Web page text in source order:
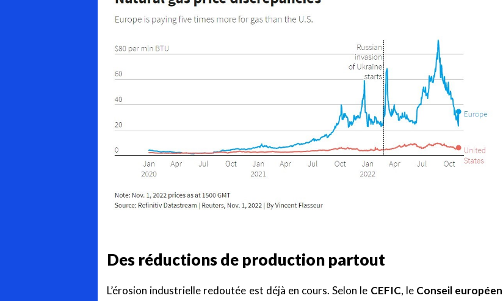
Des réductions de production partout
L’érosion industrielle redoutée est déjà en cours. Selon le CEFIC, le Conseil européen